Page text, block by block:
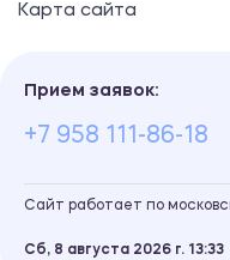
Карта сайта
Прием заявок:
+7 958 111-86-18
Сайт работает по
Сб, 8 августа 2026 г. 13 33